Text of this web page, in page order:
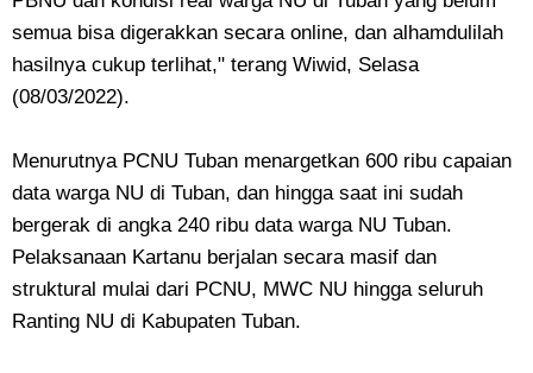
semua bisa digerakkan secara online, dan alhamdulilah
hasilnya cukup terlihat," terang Wiwid, Selasa
(08/03/2022).
Menurutnya PCNU Tuban menargetkan 600 ribu capaian
data warga NU di Tuban, dan hingga saat ini sudah
bergerak di angka 240 ribu data warga NU Tuban.
Pelaksanaan Kartanu berjalan secara masif dan
struktural mulai dari PCNU, MWC NU hingga seluruh
Ranting NU di Kabupaten Tuban.